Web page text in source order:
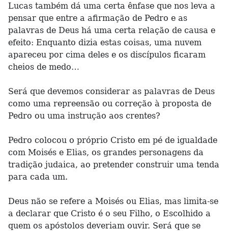
Lucas também dá uma certa ênfase que nos leva a
pensar que entre a afirmação de Pedro e as
palavras de Deus há uma certa relação de causa e
efeito: Enquanto dizia estas coisas, uma nuvem
apareceu por cima deles e os discípulos ficaram
cheios de medo…
Será que devemos considerar as palavras de Deus
como uma repreensão ou correção à proposta de
Pedro ou uma instrução aos crentes?
Pedro colocou o próprio Cristo em pé de igualdade
com Moisés e Elias, os grandes personagens da
tradição judaica, ao pretender construir uma tenda
para cada um.
Deus não se refere a Moisés ou Elias, mas limita-se
a declarar que Cristo é o seu Filho, o Escolhido a
quem os apóstolos deveriam ouvir. Será que se